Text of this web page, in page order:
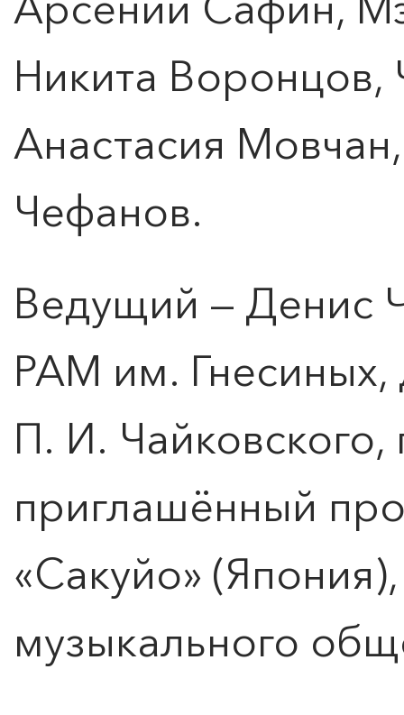
Никита
Анастасия
Чефанов.
Ведущий — Денис
РАМ им.
П. И.
приглашённый
«Сакуйо»
музыкального